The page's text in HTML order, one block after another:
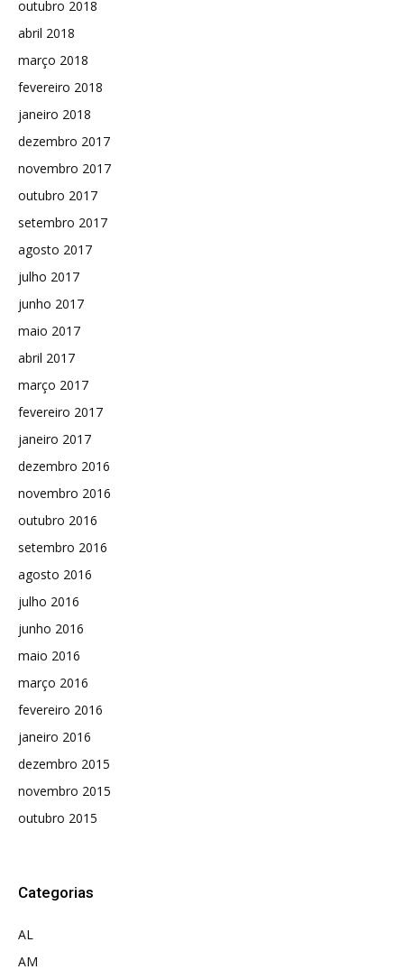
outubro 2018
abril 2018
março 2018
fevereiro 2018
janeiro 2018
dezembro 2017
novembro 2017
outubro 2017
setembro 2017
agosto 2017
julho 2017
junho 2017
maio 2017
abril 2017
março 2017
fevereiro 2017
janeiro 2017
dezembro 2016
novembro 2016
outubro 2016
setembro 2016
agosto 2016
julho 2016
junho 2016
maio 2016
março 2016
fevereiro 2016
janeiro 2016
dezembro 2015
novembro 2015
outubro 2015
Categorias
AL
AM